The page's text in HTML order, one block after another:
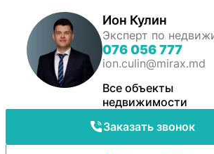
Ион Кулин
Эксперт по
076 056 777
ion.culin@mirax.md
Все объекты
недвижимости
Заказать звонок